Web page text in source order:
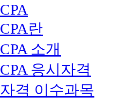
CPA
CPA란
CPA 소개
CPA 응시자격
자격 이수과목